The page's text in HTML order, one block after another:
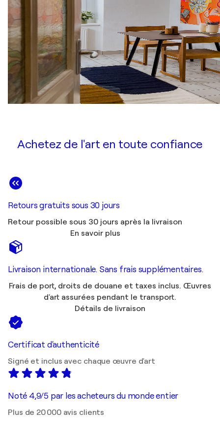
Achetez de l'art en toute confiance
Retours gratuits sous 30 jours
Retour possible sous 30 jours après la livraison
En savoir plus
Livraison internationale. Sans frais supplémentaires.
Frais de port, droits de douane et taxes inclus. Œuvres
d'art assurées pendant le transport.
Détails de livraison
Certificat d'authenticité
Signé et inclus avec chaque œuvre d'art
Noté 4,9/5 par les acheteurs du monde entier
Plus de 20 000 avis clients